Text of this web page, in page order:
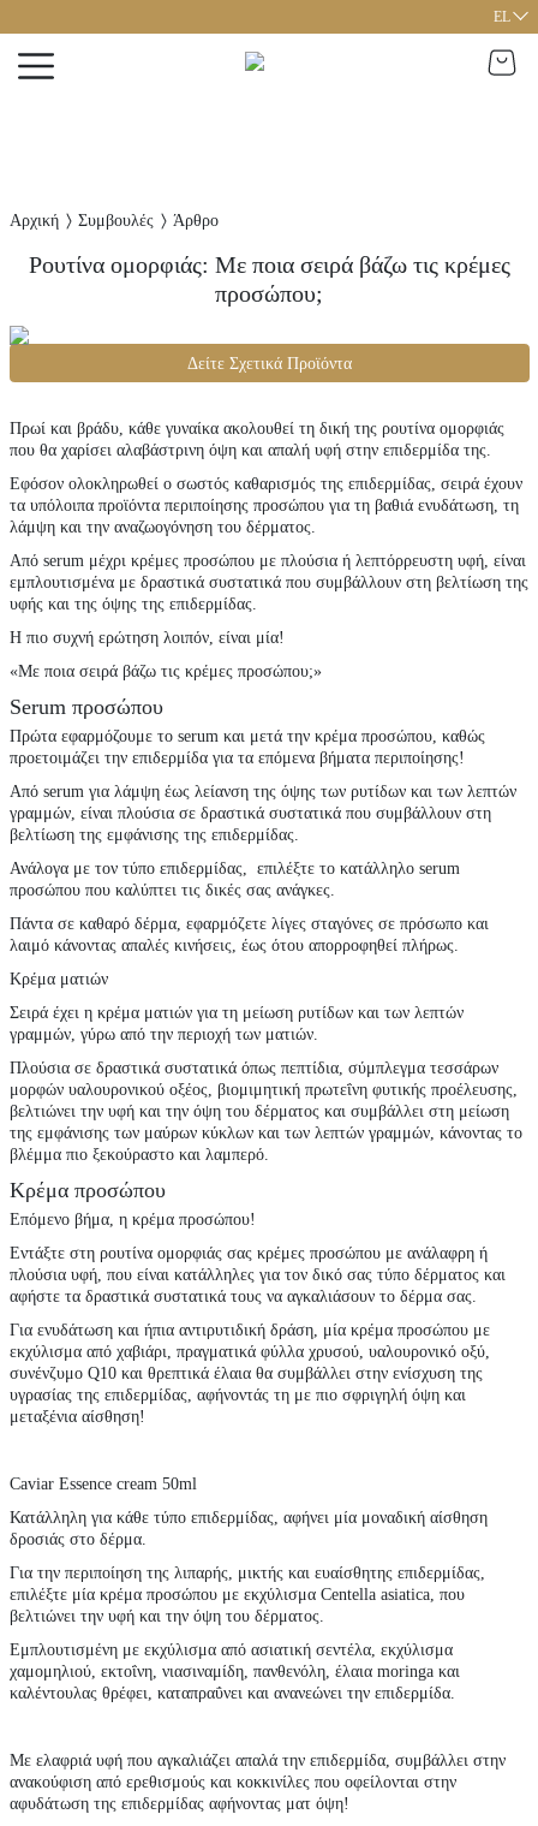
EL
Αρχική Συμβουλές Άρθρο
Ρουτίνα ομορφιάς: Με ποια σειρά βάζω τις κρέμες
προσώπου;
Δείτε Σχετικά Προϊόντα
Πρωί και βράδυ, κάθε γυναίκα ακολουθεί τη δική της ρουτίνα ομορφιάς
που θα χαρίσει αλαβάστρινη όψη και απαλή υφή στην επιδερμίδα της.
Εφόσον ολοκληρωθεί ο σωστός καθαρισμός της επιδερμίδας, σειρά έχουν
τα υπόλοιπα προϊόντα περιποίησης προσώπου για τη βαθιά ενυδάτωση, τη
λάμψη και την αναζωογόνηση του δέρματος.
Από serum μέχρι κρέμες προσώπουμε πλούσια ή λεπτόρρευστη υφή, είναι
εμπλουτισμένα με δραστικά συστατικά που συμβάλλουν στη βελτίωση της
υφής και της όψης της επιδερμίδας.
Η πιο συχνή ερώτηση λοιπόν, είναι μία!
«Με ποια σειρά βάζω τις κρέμες προσώπου;»
Serum προσώπου
Πρώτα εφαρμόζουμε το serum και μετά την κρέμα προσώπου, καθώς
προετοιμάζει την επιδερμίδα για τα επόμενα βήματα περιποίησης!
Από serum για λάμψη έως λείανση της όψης των ρυτίδων και των λεπτών
γραμμών, είναι πλούσια σε δραστικά συστατικά που συμβάλλουν στη
βελτίωση της εμφάνισης της επιδερμίδας.
Ανάλογα με τον τύπο επιδερμίδας, επιλέξτε το κατάλληλο serum
προσώπου που καλύπτει τις δικές σας ανάγκες.
Πάντα σε καθαρό δέρμα, εφαρμόζετε λίγες σταγόνες σε πρόσωπο και
λαιμό κάνοντας απαλές κινήσεις, έως ότου απορροφηθεί πλήρως.
Κρέμα ματιών
Σειρά έχει η κρέμα ματιών για τη μείωση ρυτίδων και των λεπτών
γραμμών, γύρω από την περιοχή των ματιών.
Πλούσια σε δραστικά συστατικά όπως πεπτίδια, σύμπλεγμα τεσσάρων
μορφών υαλουρονικού οξέος, βιομιμητική πρωτεΐνη φυτικής προέλευσης,
βελτιώνει την υφή και την όψη του δέρματος και συμβάλλει στη μείωση
της εμφάνισης των μαύρων κύκλων και των λεπτών γραμμών, κάνοντας το
βλέμμα πιο ξεκούραστο και λαμπερό.
Κρέμα προσώπου
Επόμενο βήμα, η κρέμα προσώπου!
Εντάξτε στη ρουτίνα ομορφιάς σας κρέμες προσώπου με ανάλαφρη ή
πλούσια υφή, που είναι κατάλληλες για τον δικό σας τύπο δέρματος και
αφήστε τα δραστικά συστατικά τους να αγκαλιάσουν το δέρμα σας.
Για ενυδάτωση και ήπια αντιρυτιδική δράση, μία κρέμα προσώπου με
εκχύλισμα από χαβιάρι, πραγματικά φύλλα χρυσού, υαλουρονικό οξύ,
συνένζυμο Q10 και θρεπτικά έλαια θα συμβάλλει στην ενίσχυση της
υγρασίας της επιδερμίδας, αφήνοντάς τη με πιο σφριγηλή όψη και
μεταξένια αίσθηση!
Caviar Essence cream 50ml
Κατάλληλη για κάθε τύπο επιδερμίδας, αφήνει μία μοναδική αίσθηση
δροσιάς στο δέρμα.
Για την περιποίηση της λιπαρής, μικτής και ευαίσθητης επιδερμίδας,
επιλέξτε μία κρέμα προσώπου με εκχύλισμα Centella asiatica, που
βελτιώνει την υφή και την όψη του δέρματος.
Εμπλουτισμένη με εκχύλισμα από ασιατική σεντέλα, εκχύλισμα
χαμομηλιού, εκτοΐνη, νιασιναμίδη, πανθενόλη, έλαια moringa και
καλέντουλας θρέφει, καταπραΰνει και ανανεώνει την επιδερμίδα.
Με ελαφριά υφή που αγκαλιάζει απαλά την επιδερμίδα, συμβάλλει στην
ανακούφιση από ερεθισμούς και κοκκινίλες που οφείλονται στην
αφυδάτωση της επιδερμίδας αφήνοντας ματ όψη!